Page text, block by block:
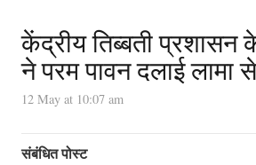
केंद्रीय तिब्बती प्रशासन
ने परम पावन दलाई लामा
12 May at 10:07 am
संबंधित पोस्ट